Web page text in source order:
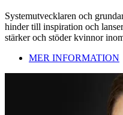
Systemutvecklaren och
hinder till inspiration och
stärker och stöder kvinnor
MER INFORMATION